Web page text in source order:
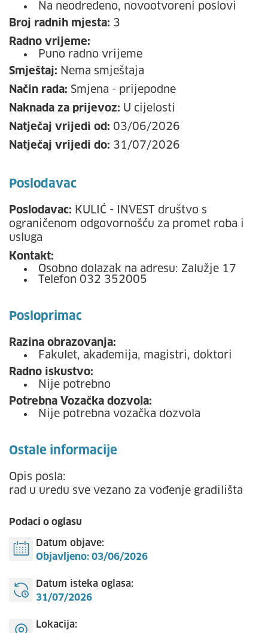
Na neodređeno, novootvoreni poslovi
Broj radnih mjesta: 3
Radno vrijeme:
Puno radno vrijeme
Smještaj: Nema smještaja
Način rada: Smjena - prijepodne
Naknada za prijevoz: U cijelosti
Natječaj vrijedi od: 03/06/2026
Natječaj vrijedi do: 31/07/2026
Poslodavac
Poslodavac: KULIĆ - INVEST društvo s
ograničenom odgovornošću za promet roba i
usluga
Kontakt:
Osobno dolazak na adresu: Zalužje 17
Telefon 032 352005
Posloprimac
Razina obrazovanja:
Fakulet, akademija, magistri, doktori
Radno iskustvo:
Nije potrebno
Potrebna Vozačka dozvola:
Nije potrebna vozačka dozvola
Ostale informacije
Opis posla:
rad u uredu sve vezano za vođenje gradilišta
Podaci o oglasu
Datum objave:
Objavljeno: 03/06/2026
Datum isteka oglasa:
31/07/2026
Lokacija: